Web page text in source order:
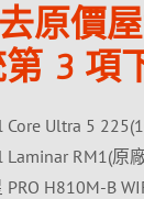
原價
3 項
Ultra 5
RM1(原
H810M-B